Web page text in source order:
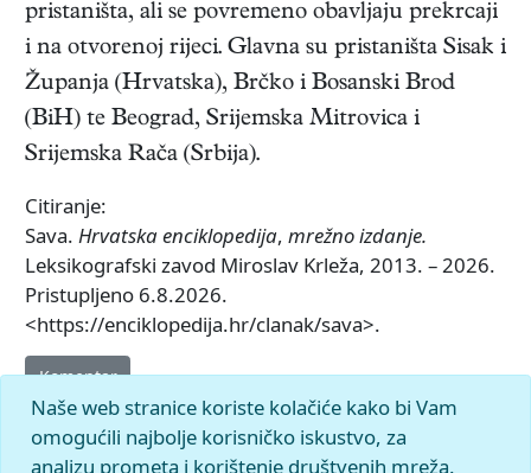
pristaništa, ali se povremeno obavljaju prekrcaji
i na otvorenoj rijeci. Glavna su pristaništa Sisak i
Županja (Hrvatska), Brčko i Bosanski Brod
(BiH) te Beograd, Srijemska Mitrovica i
Srijemska Rača (Srbija).
Citiranje:
Sava. Hrvatska enciklopedija, mrežno izdanje.
Leksikografski zavod Miroslav Krleža, 2013. – 2026.
Pristupljeno 6.8.2026.
<https://enciklopedija.hr/clanak/sava>.
Komentar
Naše web stranice koriste kolačiće kako bi Vam
omogućili najbolje korisničko iskustvo, za
analizu prometa i korištenje društvenih mreža.